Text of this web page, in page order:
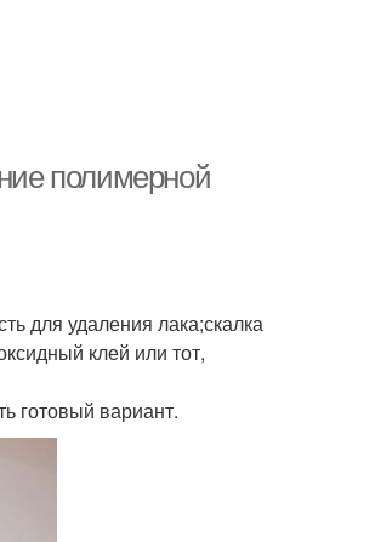
полимерной
для удаления лака;скалка
клей или тот,
готовый вариант.